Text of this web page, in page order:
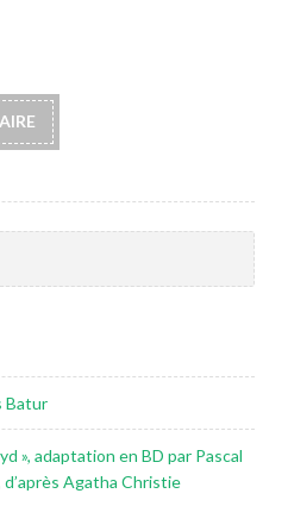
Batur
», adaptation en BD par Pascal
Agatha Christie